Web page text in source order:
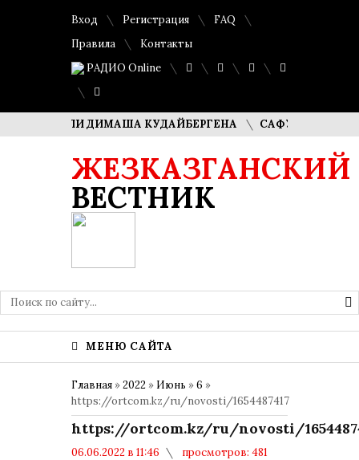
Вход Регистрация
FAQ
Правила
Контакты
РАДИО Online
ДИМАША КУДАЙБЕРГЕНА САФУАН
ЖЕЗКАЗГАНСКИЙ
ВЕСТНИК
МЕНЮ САЙТА
Главная »2022 » Июнь »6 »
https://ortcom.kz/ru/novosti/1654487417
https://ortcom.kz/ru/novosti/
06.06.2022 в 11:46
просмотров: 481